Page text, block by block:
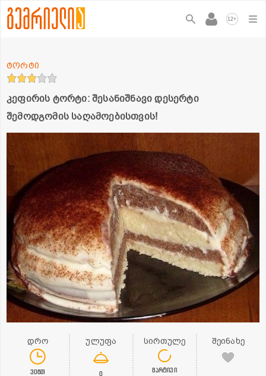
12+
კეფირის ტორტი: შესანიშნავი დესერტი
შემოდგომის საღამოებისთვის!
ტორტი
დრო
30წთ
ულუფა
0
სირთულე
მარტივი
შეინახე